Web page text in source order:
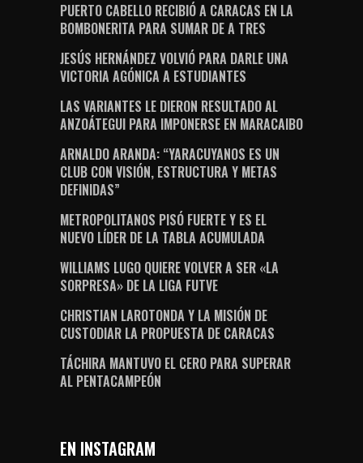
PUERTO CABELLO RECIBIÓ A CARACAS EN LA
BOMBONERITA PARA SUMAR DE A TRES
JESÚS HERNÁNDEZ VOLVIÓ PARA DARLE UNA
VICTORIA AGÓNICA A ESTUDIANTES
LAS VARIANTES LE DIERON RESULTADO AL
ANZOÁTEGUI PARA IMPONERSE EN MARACAIBO
ARNALDO ARANDA: “YARACUYANOS ES UN
CLUB CON VISIÓN, ESTRUCTURA Y METAS
DEFINIDAS”
METROPOLITANOS PISÓ FUERTE Y ES EL
NUEVO LÍDER DE LA TABLA ACUMULADA
WILLIAMS LUGO QUIERE VOLVER A SER «LA
SORPRESA» DE LA LIGA FUTVE
CHRISTIAN LAROTONDA Y LA MISIÓN DE
CUSTODIAR LA PROPUESTA DE CARACAS
TÁCHIRA MANTUVO EL CERO PARA SUPERAR
AL PENTACAMPEÓN
EN INSTAGRAM